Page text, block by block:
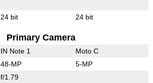
24 bit 24 bit
Primary Camera
IN Note 1 Moto C
48-MP 5-MP
f/1.79